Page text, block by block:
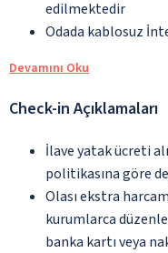
edilmektedir
Odada kablosuz
Devamını Oku
Check-in Açıklamaları
İlave yatak ücreti
politikasına göre
Olası ekstra
kurumlarca
banka kartı veya